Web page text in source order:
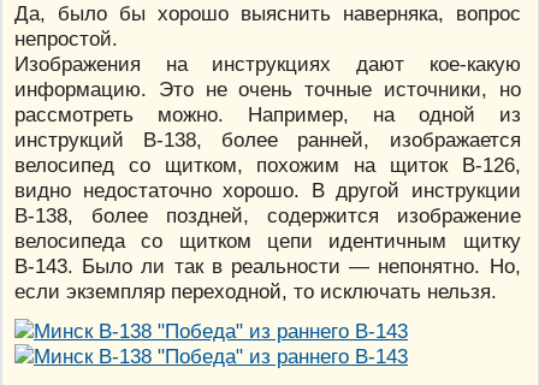
Да, было бы хорошо выяснить наверняка, вопрос
непростой.
Изображения на инструкциях дают кое-какую
информацию. Это не очень точные источники, но
рассмотреть можно. Например, на одной из
инструкций В-138, более ранней, изображается
велосипед со щитком, похожим на щиток В-126,
видно недостаточно хорошо. В другой инструкции
В-138, более поздней, содержится изображение
велосипеда со щитком цепи идентичным щитку
В-143. Было ли так в реальности — непонятно. Но,
если экземпляр переходной, то исключать нельзя.